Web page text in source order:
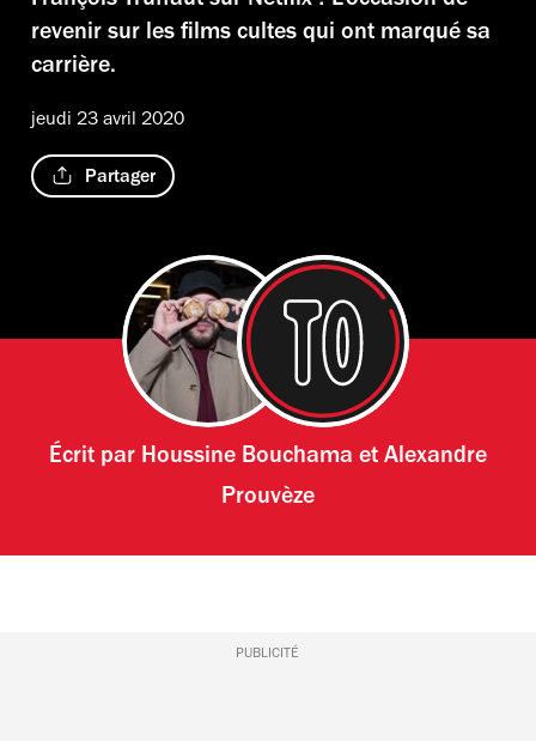
revenir sur les films cultes qui ont marqué sa
carrière.
jeudi 23 avril 2020
Partager
Écrit par Houssine Bouchama et Alexandre
Prouvèze
PUBLICITÉ